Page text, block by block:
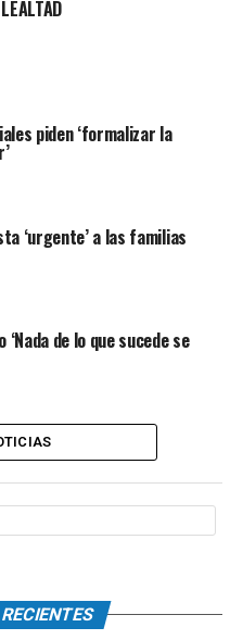
piden ‘formalizar la
‘urgente’ a las familias
de lo que sucede se